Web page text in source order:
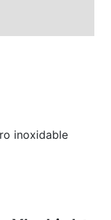
inoxidable